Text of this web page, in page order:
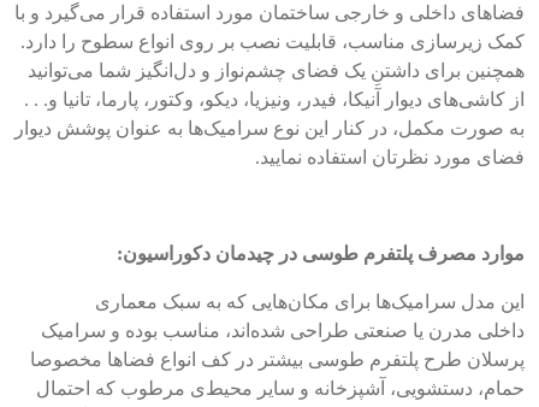
فضاهای داخلی و خارجی ساختمان مورد استفاده قرار می‌گیرد و با
کمک زیرسازی مناسب، قابلیت نصب بر روی انواع سطوح را دارد.
همچنین برای داشتنِ یک فضای چشم‌نواز و دل‌انگیز شما می‌توانید
از کاشی‌های دیوار آنیکا، فیدر، ونیزیا، دیکو، وکتور، پارما، تانیا و. . .
به صورت مکمل، در کنار این نوع سرامیک‌ها به عنوان پوشش دیوار
فضای مورد نظرتان استفاده نمایید.
موارد مصرف پلتفرم طوسی در چیدمان دکوراسیون:
این مدل سرامیک‌ها برای مکان‌هایی که به سبک معماری
داخلی مدرن یا صنعتی طراحی شده‌اند، مناسب بوده و سرامیک
پرسلان طرح پلتفرم طوسی بیشتر در کف انواع فضاها مخصوصا
حمام، دستشویی، آشپزخانه و سایر محیط‌ی مرطوب که احتمال